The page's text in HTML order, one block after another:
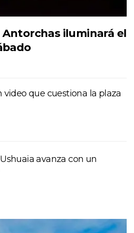
Antorchas iluminará el
video que cuestiona la plaza
avanza con un